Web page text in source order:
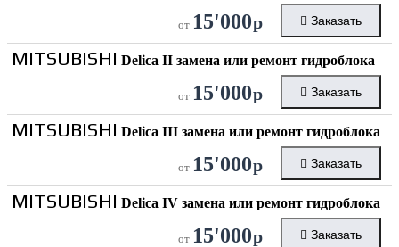
от 15'000р Заказать
MITSUBISHI Delica II замена или ремонт гидроблока
от 15'000р Заказать
MITSUBISHI Delica III замена или ремонт гидроблока
от 15'000р Заказать
MITSUBISHI Delica IV замена или ремонт гидроблока
от 15'000р Заказать